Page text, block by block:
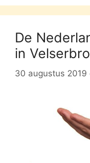
De
in
30 augustus 2019